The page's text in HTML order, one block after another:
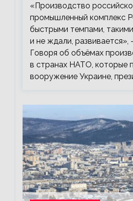
«Производство
промышленный комплекс
быстрыми темпами,
и не ждали, развивается»,
Говоря об объёмах
в странах НАТО, которые
вооружение Украине,